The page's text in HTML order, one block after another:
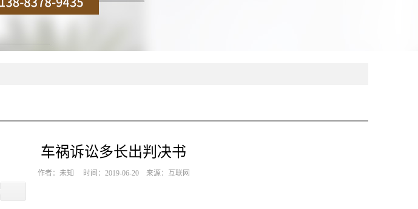
车祸诉讼多长出判决书
作者：未知 时间：2019-06-20 来源：互联网